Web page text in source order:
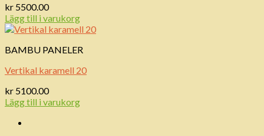
kr 5500.00
Lägg till i varukorg
BAMBU PANELER
Vertikal karamell 20
kr 5100.00
Lägg till i varukorg